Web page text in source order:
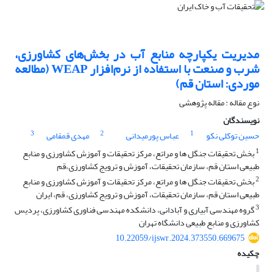
مدیریت یکپارچه منابع آب در بخش‌های کشاورزی،
شرب و صنعت با استفاده از نرم‌افزار WEAP (مطالعه
موردی: استان قم)
نوع مقاله : مقاله پژوهشی
نویسندگان
حسین توکلی نکو
1 عباس پورمیدانی 2 مهدی قمقامی
3
1بخش تحقیقات جنگل ها و مراتع، مرکز تحقیقات و آموزش کشاورزی و منابع
طبیعی استان قم، سازمان تحقیقات، آموزش و ترویج کشاورزی،قم
2بخش تحقیقات جنگل ها و مراتع، مرکز تحقیقات و آموزش کشاورزی و منابع
طبیعی استان قم، سازمان تحقیقات، آموزش و ترویج کشاورزی، قم، ایران
3گروه مهندسی آبیاری و آبادانی، دانشکده مهندسی فناوری کشاورزی، پردیس
کشاورزی و منابع طبیعی دانشگاه تهران
10.22059/ijswr.2024.373550.669675
چکیده